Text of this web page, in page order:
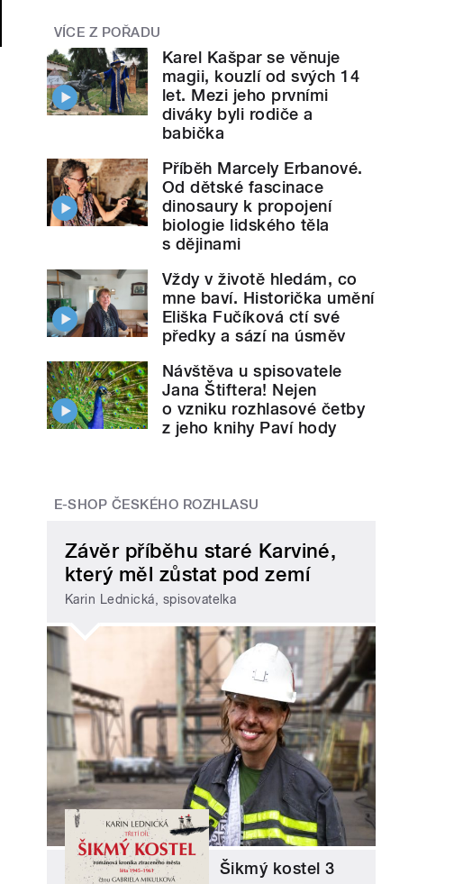
VÍCE Z POŘADU
Karel Kašpar se věnuje
magii, kouzlí od svých 14
let. Mezi jeho prvními
diváky byli rodiče a
babička
Příběh Marcely Erbanové.
Od dětské fascinace
dinosaury k propojení
biologie lidského těla
s dějinami
Vždy v životě hledám, co
mne baví. Historička umění
Eliška Fučíková ctí své
předky a sází na úsměv
Návštěva u spisovatele
Jana Štiftera! Nejen
o vzniku rozhlasové četby
z jeho knihy Paví hody
E-SHOP ČESKÉHO ROZHLASU
Závěr příběhu staré Karviné,
který měl zůstat pod zemí
Karin Lednická, spisovatelka
Šikmý kostel 3